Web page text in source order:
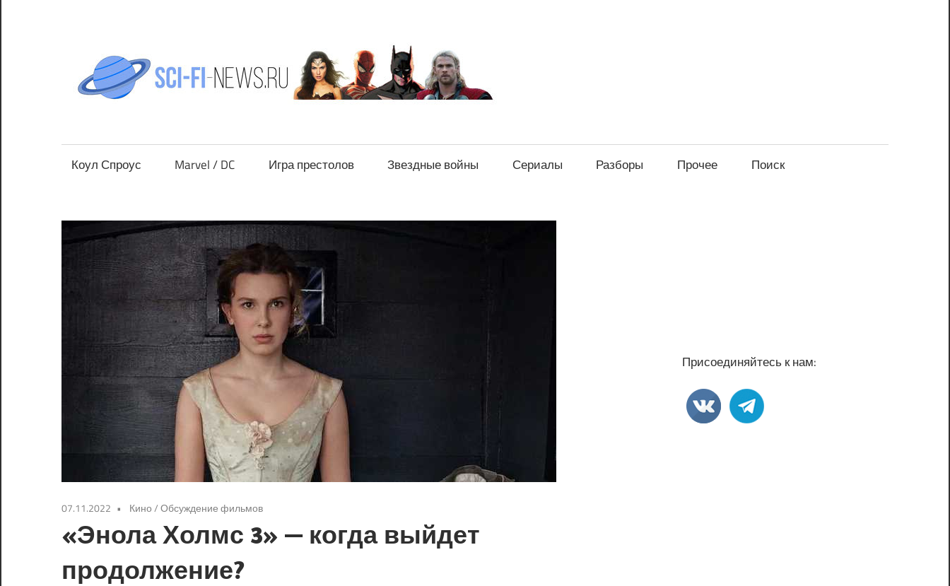
news.ru
Коул Спроус Marvel / DC Игра престолов Звездные войны Сериалы Разборы Прочее Поиск
07.11.2022 Кино/Обсуждение фильмов
«Энола Холмс 3» — когда выйдет
продолжение?
Присоединяйтесь к нам: